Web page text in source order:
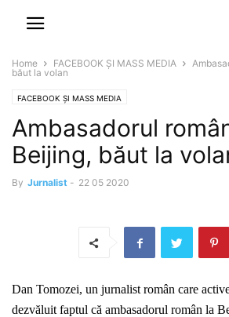
Home FACEBOOK ȘI MASS MEDIA
băut la volan
FACEBOOK ȘI MASS MEDIA
Ambasadorul
Beijing, băut la
By Jurnalist - 22 05 2020
Dan Tomozei, un jurnalist român care
dezvăluit faptul că ambasadorul român la